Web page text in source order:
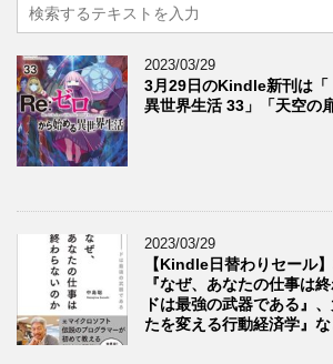
2023/03/29
3月29日のKindle新刊は「
異世界生活 33」「天空
2023/03/29
【Kindle日替わりセール
『なぜ、あなたの仕事は
ドは最強の武器である』
たを変える行動経済学』